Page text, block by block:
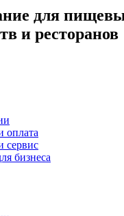
для
и ресторанов
оплата
сервис
бизнеса